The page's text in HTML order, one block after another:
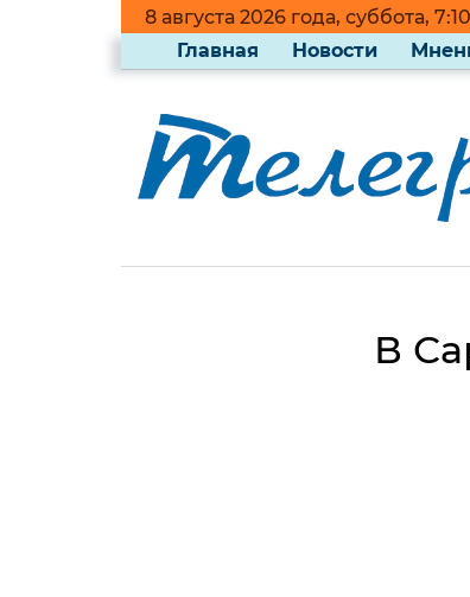
8 августа 2026 года, суббота, 7:10
Главная
Новости
В